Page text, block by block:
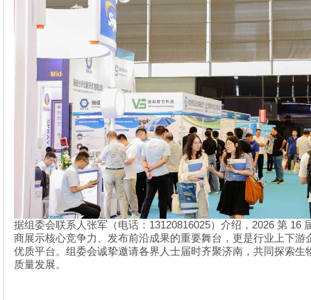
据组委会联系人张军（电话： 13120816025）介绍， 2026 第 16
商展示核心竞争力、发布前沿成果的重要舞台，更是行业上下游
优质平台。组委会诚挚邀请各界人士届时齐聚济南，共同探索生
质量发展。